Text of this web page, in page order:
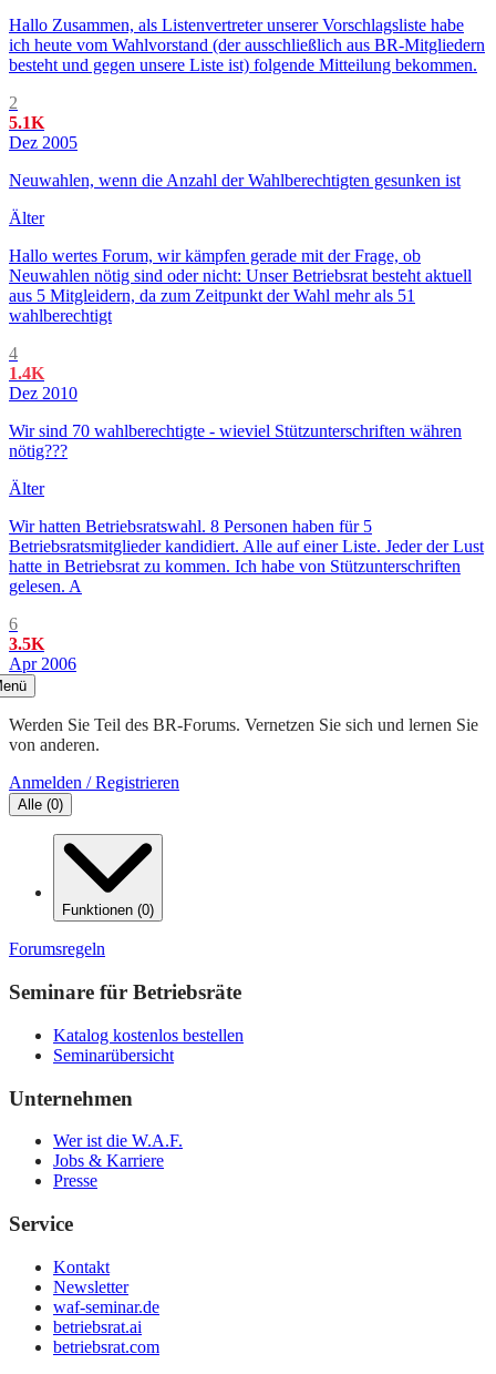
Hallo Zusammen, als Listenvertreter unserer Vorschlagsliste habe
ich heute vom Wahlvorstand (der ausschließlich aus BR-Mitgliedern
besteht und gegen unsere Liste ist) folgende Mitteilung bekommen.
2
5.1K
Dez 2005
Neuwahlen, wenn die Anzahl der Wahlberechtigten gesunken ist
Älter
Hallo wertes Forum, wir kämpfen gerade mit der Frage, ob
Neuwahlen nötig sind oder nicht: Unser Betriebsrat besteht aktuell
aus 5 Mitgleidern, da zum Zeitpunkt der Wahl mehr als 51
wahlberechtigt
4
1.4K
Dez 2010
Wir sind 70 wahlberechtigte - wieviel Stützunterschriften währen
nötig???
Älter
Wir hatten Betriebsratswahl. 8 Personen haben für 5
Betriebsratsmitglieder kandidiert. Alle auf einer Liste. Jeder der Lust
hatte in Betriebsrat zu kommen. Ich habe von Stützunterschriften
gelesen. A
6
3.5K
Apr 2006
Werden Sie Teil des BR-Forums. Vernetzen Sie sich und lernen Sie
von anderen.
Anmelden / Registrieren
Alle (0)
Funktionen (0)
Forumsregeln
Seminare für Betriebsräte
Katalog kostenlos bestellen
Seminarübersicht
Unternehmen
Wer ist die W.A.F.
Jobs & Karriere
Presse
Service
Kontakt
Newsletter
waf-seminar.de
betriebsrat.ai
betriebsrat.com